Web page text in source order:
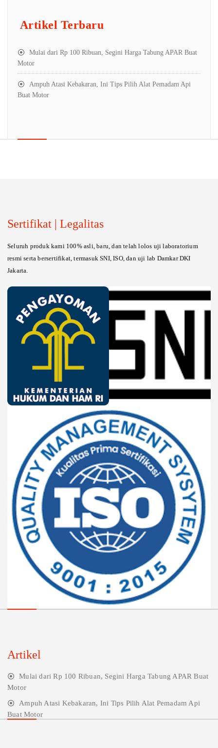
Artikel Terbaru
Mulai dari Rp 100 Ribuan, Segini Harga Tabung APAR Buat
Motor
Ampuh Atasi Kebakaran, Ini Tips Pilih Alat Pemadam Api
Buat Motor
Sertifikat | Legalitas
Seluruh produk kami 100% asli, baru, dan telah lolos uji laboratorium
resmi serta bersertifikat, termasuk SNI, ISO, dan uji lab Damkar DKI
Jakarta.
Artikel
Mulai dari Rp 100 Ribuan, Segini Harga Tabung APAR Buat
Motor
Ampuh Atasi Kebakaran, Ini Tips Pilih Alat Pemadam Api
Buat Motor